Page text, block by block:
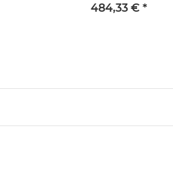
484,33 € *